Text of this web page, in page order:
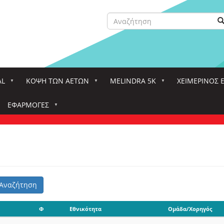
Search
Αναζήτηση
ΚΌΨΗ ΤΩΝ ΑΕΤΏΝ MELINDRA 5K ΧΕΙΜΕΡΙΝΟΣ
ΕΦΑΡΜΟΓΈΣ
Φ Εθνικότητα Ομάδα/Χορηγός